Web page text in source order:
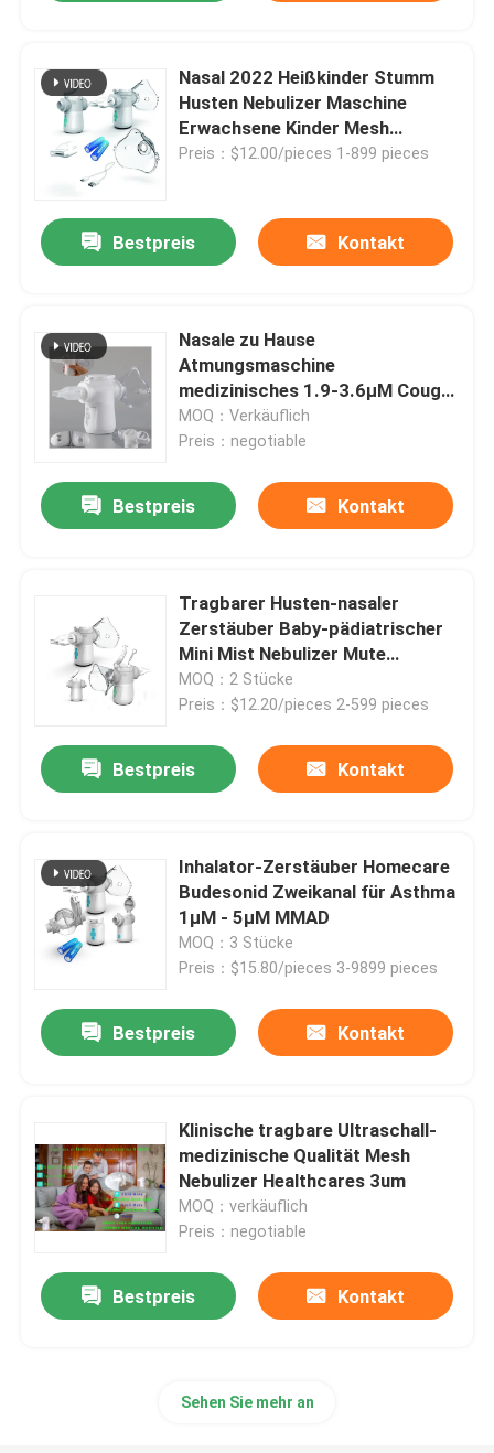
Haus
Nasal 2022 Heißkinder Stumm
Husten Nebulizer Maschine
Erwachsene Kinder Mesh
Membran Aspirator Kaltes
Preis：$12.00/pieces 1-899 pieces
Bestpreis Kontakt
Nasale zu Hause
Atmungsmaschine
medizinisches 1.9-3.6μM Cough
Budesonide Nebulizer
MOQ：Verkäuflich
Preis：negotiable
Bestpreis Kontakt
Tragbarer Husten-nasaler
Zerstäuber Baby-pädiatrischer
Mini Mist Nebulizer Mute
Inhalators
MOQ：2 Stücke
Preis：$12.20/pieces 2-599 pieces
Bestpreis Kontakt
Inhalator-Zerstäuber Homecare
Budesonid Zweikanal für Asthma
1μM - 5μM MMAD
MOQ：3 Stücke
Preis：$15.80/pieces 3-9899 pieces
Bestpreis Kontakt
Klinische tragbare Ultraschall-
medizinische Qualität Mesh
Nebulizer Healthcares 3um
MOQ：verkäuflich
Preis：negotiable
Bestpreis Kontakt
Sehen Sie mehr an